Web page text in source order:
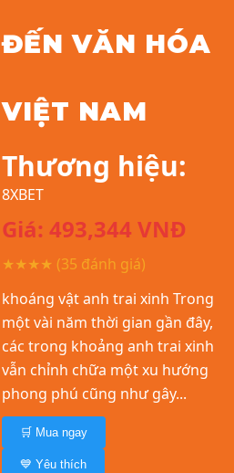
ĐẾN VĂN HÓA
VIỆT NAM
Thương hiệu:
8XBET
Giá: 493,344 VNĐ
★★★★ (35 đánh giá)
khoáng vật anh trai xinh Trong
một vài năm thời gian gần đây,
các trong khoảng anh trai xinh
vẫn chỉnh chữa một xu hướng
phong phú cũng như gây...
🛒 Mua ngay
💙 Yêu thích